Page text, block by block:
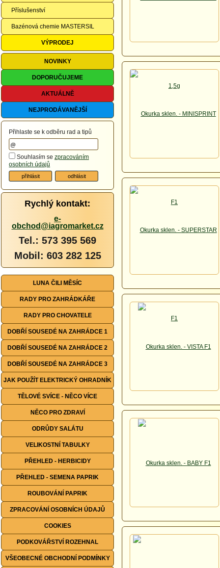
Příslušenství
Bazénová chemie MASTERSIL
VÝPRODEJ
NOVINKY
DOPORUČUJEME
AKTUÁLNĚ
NEJPRODÁVANĚJŠÍ
Přihlaste se k odběru rad a tipů
Souhlasím se zpracováním
osobních údajů
Rychlý kontakt:
e-
obchod@iagromarket.cz
Tel.: 573 395 569
Mobil: 603 282 125
LUNA ČILI MĚSÍC
RADY PRO ZAHRÁDKÁŘE
RADY PRO CHOVATELE
DOBŘÍ SOUSEDÉ NA ZAHRÁDCE 1
DOBŘÍ SOUSEDÉ NA ZAHRÁDCE 2
DOBŘÍ SOUSEDÉ NA ZAHRÁDCE 3
JAK POUŽÍT ELEKTRICKÝ OHRADNÍK
TĚLOVÉ SVÍCE - NĚCO VÍCE
NĚCO PRO ZDRAVÍ
ODRŮDY SALÁTU
VELIKOSTNÍ TABULKY
PŘEHLED - HERBICIDY
PŘEHLED - SEMENA PAPRIK
ROUBOVÁNÍ PAPRIK
ZPRACOVÁNÍ OSOBNÍCH ÚDAJŮ
COOKIES
PODKOVÁŘSTVÍ ROZEHNAL
VŠEOBECNÉ OBCHODNÍ PODMÍNKY